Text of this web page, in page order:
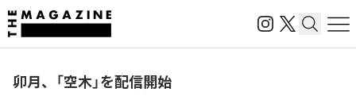
卯月、「空木」を配信開始